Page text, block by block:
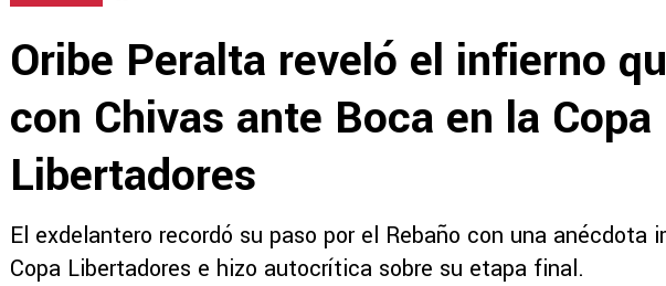
Oribe Peralta reveló el infierno
con Chivas ante Boca en la Copa
Libertadores
El exdelantero recordó su paso por el Rebaño con una anécdota
Copa Libertadores e hizo autocrítica sobre su etapa final.